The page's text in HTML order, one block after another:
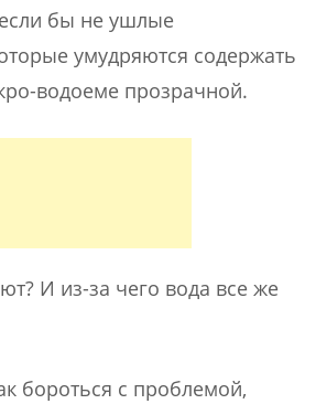
бы не ушлые
умудряются содержать
водоеме прозрачной.
И из-за чего вода все же
бороться с проблемой,